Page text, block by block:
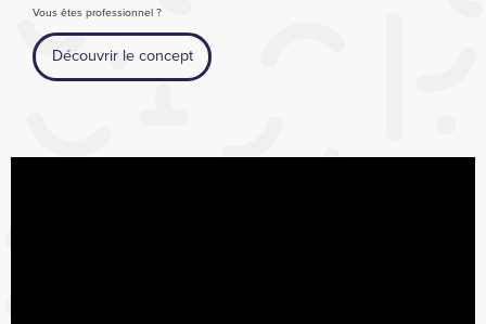
Vous êtes professionnel ?
Découvrir le concept